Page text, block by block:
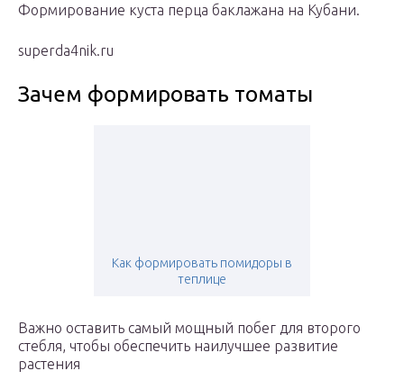
Формирование куста перца баклажана на Кубани.
superda4nik.ru
Зачем формировать томаты
Как формировать помидоры в
теплице
Важно оставить самый мощный побег для второго
стебля, чтобы обеспечить наилучшее развитие
растения